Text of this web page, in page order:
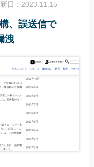
日：2023.11.15
、誤送信で
洩